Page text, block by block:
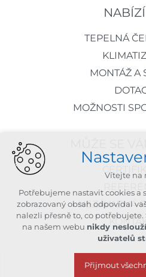
TEPELNÁ
MONTÁŽ A
MOŽNOSTI
NEZÁVAZNÁ
Vítejte na
Potřebujeme nastavit cookies a
zobrazovaný obsah odpovídal
nalezli přesně to, co
na našem webu nikdy
uživatelů
Přijmout